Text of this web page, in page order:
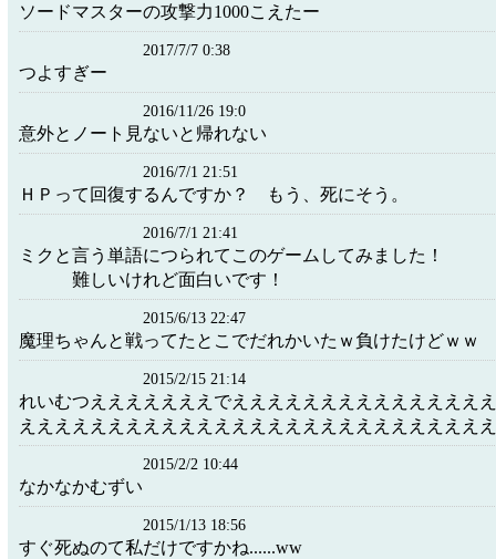
ソードマスターの攻撃力1000こえたー
2017/7/7 0:38
つよすぎー
2016/11/26 19:0
意外とノート見ないと帰れない
2016/7/1 21:51
ＨＰって回復するんですか？ もう、死にそう。
2016/7/1 21:41
ミクと言う単語につられてこのゲームし
難しいけれど面白いです
2015/6/13 22:47
魔理ちゃんと戦ってたとこでだれかいたｗ負けたけどｗｗ
2015/2/15 21:14
れいむつえええええええでええええええええええええええ
ええええええええええええええええええええええええええ
2015/2/2 10:44
なかなかむずい
2015/1/13 18:56
すぐ死ぬのて私だけですかね......ww